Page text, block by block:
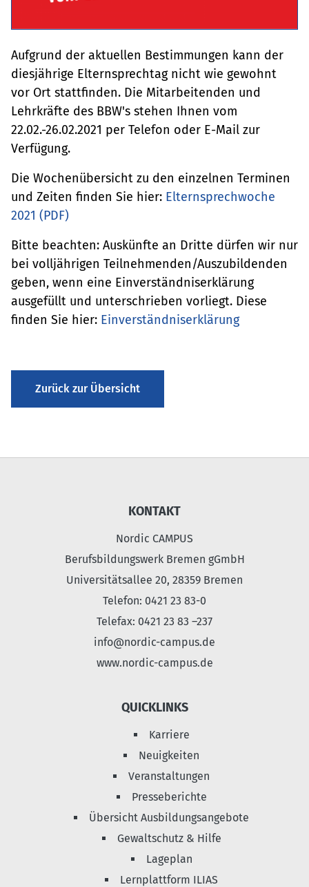
Aufgrund der aktuellen Bestimmungen kann der
diesjährige Elternsprechtag nicht wie gewohnt
vor Ort stattfinden. Die Mitarbeitenden und
Lehrkräfte des BBW's stehen Ihnen vom
22.02.-26.02.2021 per Telefon oder E-Mail zur
Verfügung.
Die Wochenübersicht zu den einzelnen Terminen
und Zeiten finden Sie hier: Elternsprechwoche
2021 (PDF)
Bitte beachten: Auskünfte an Dritte dürfen wir nur
bei volljährigen Teilnehmenden/Auszubildenden
geben, wenn eine Einverständniserklärung
ausgefüllt und unterschrieben vorliegt. Diese
finden Sie hier: Einverständniserklärung
Zurück zur Übersicht
KONTAKT
Nordic CAMPUS
Berufsbildungswerk Bremen gGmbH
Universitätsallee 20, 28359 Bremen
Telefon: 0421 23 83-0
Telefax: 0421 23 83 –237
info@nordic-campus.de
www.nordic-campus.de
QUICKLINKS
Karriere
Neuigkeiten
Veranstaltungen
Presseberichte
Übersicht Ausbildungsangebote
Gewaltschutz & Hilfe
Lageplan
Lernplattform ILIAS